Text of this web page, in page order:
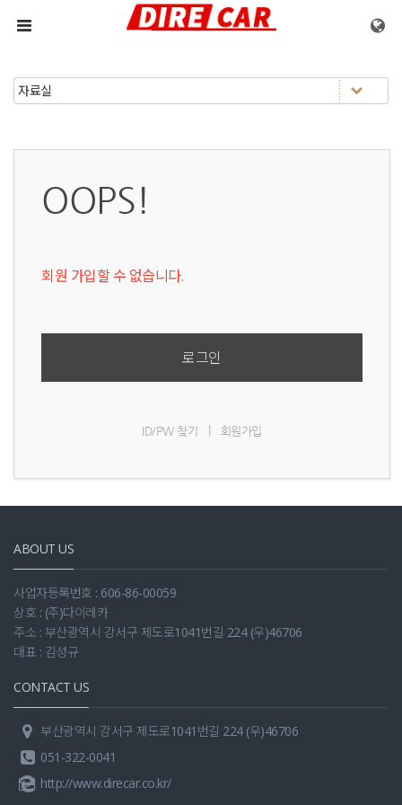
메뉴 건너뛰기
OOPS!
회원 가입할 수 없습니다.
로그인
ID/PW 찾기 회원가입
ABOUT US
사업자등록번호 : 606-86-00059
상호 : (주)다이레카
주소 : 부산광역시 강서구 제도로1041번길 224 (우)46706
대표 : 김성규
CONTACT US
부산광역시 강서구 제도로1041번길 224 (우)46706
051-322-0041
http://www.direcar.co.kr/